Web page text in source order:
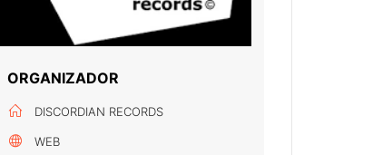
ORGANIZADOR
DISCORDIAN RECORDS
WEB